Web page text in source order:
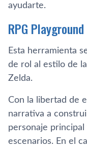
ayudarte.
RPG Playground
Esta herramienta
de rol al estilo de
Zelda.
Con la libertad de
narrativa a
personaje
escenarios. En el